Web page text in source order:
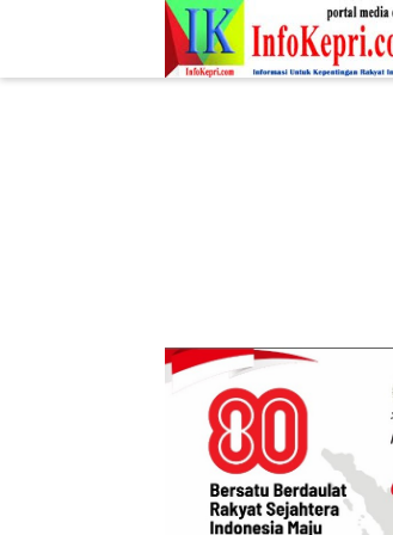
.post-body img { display: block; margin: 0 auto;